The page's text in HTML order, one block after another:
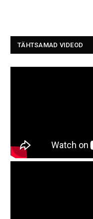
TÄHTSAMAD VIDEOD